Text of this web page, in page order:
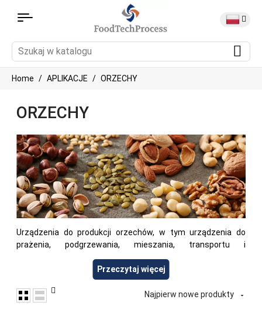
Home APLIKACJE ORZECHY
ORZECHY
Urządzenia do produkcji orzechów, w tym urządzenia do
prażenia, podgrzewania, mieszania, transportu i
przygotowywania różnych produktów orzechowych. Ten
sprzęt nadaje się do przetwarzania migdałów, orzechów
laskowych, orzeszków ziemnych, orzechów włoskich,
pistacji, nerkowców i innych orzechów jadalnych. W
Przeczytaj więcej
Najpierw nowe produkty 